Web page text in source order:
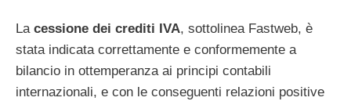
La cessione dei crediti IVA, sottolinea Fastweb, è
stata indicata correttamente e conformemente a
bilancio in ottemperanza ai principi contabili
internazionali, e con le conseguenti relazioni positive